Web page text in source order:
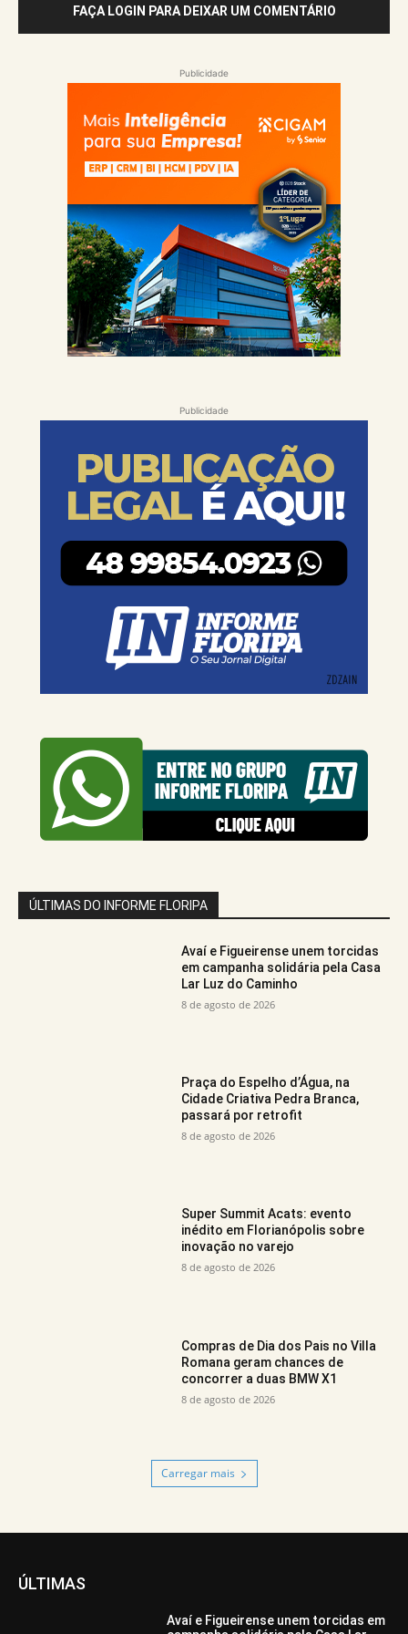
FAÇA LOGIN PARA DEIXAR UM COMENTÁRIO
Publicidade
Publicidade
ÚLTIMAS DO INFORME FLORIPA
Avaí e Figueirense unem torcidas
em campanha solidária pela Casa
Lar Luz do Caminho
8 de agosto de 2026
Praça do Espelho d’Água, na
Cidade Criativa Pedra Branca,
passará por retrofit
8 de agosto de 2026
Super Summit Acats: evento
inédito em Florianópolis sobre
inovação no varejo
8 de agosto de 2026
Compras de Dia dos Pais no Villa
Romana geram chances de
concorrer a duas BMW X1
8 de agosto de 2026
Carregar mais
ÚLTIMAS
Avaí e Figueirense unem torcidas em